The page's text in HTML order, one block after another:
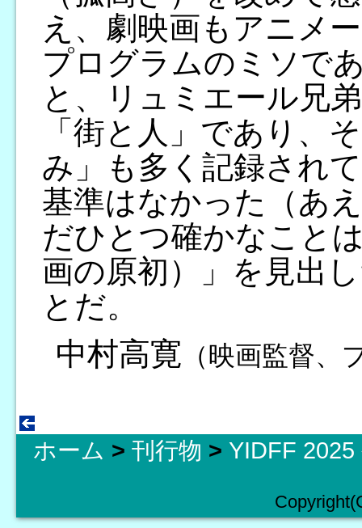
え、劇映画もアニメ
プログラムのミソで
と、リュミエール兄
「街と人」であり、
み」も多く記録され
基準はなかった（あ
だひとつ確かなこと
画の原初）」を見出
とだ。
中村高寛 （映画監督
ホーム > 刊行物 > YIDFF